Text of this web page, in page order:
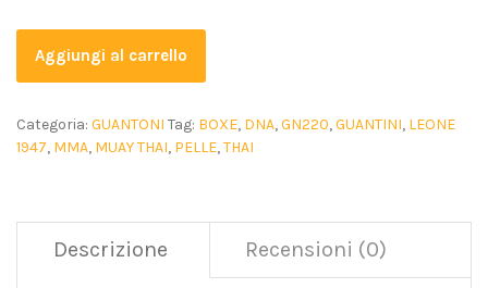
Aggiungi al carrello
Categoria: GUANTONI Tag: BOXE, DNA,GN220,GUANTINI, LEONE
1947, MMA, MUAY THAI, PELLE,THAI
Descrizione Recensioni (0)